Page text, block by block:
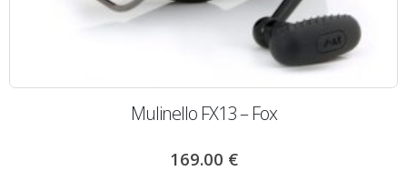
Mulinello FX13 – Fox
169.00 €